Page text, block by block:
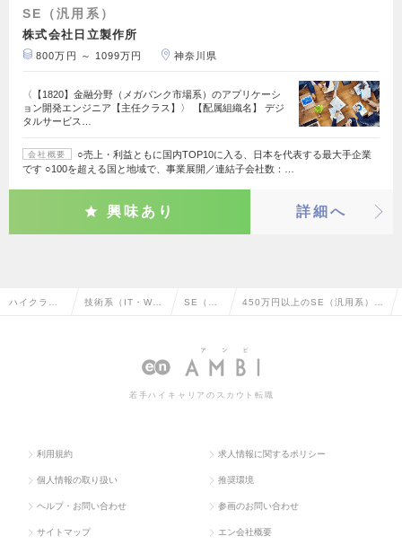
SE（汎用系）
株式会社日立製作所
800万円 ～ 1099万円 神奈川県
〈【1820】金融分野（メガバンク市場系）のアプリケーシ
ョン開発エンジニア【主任クラス】〉 【配属組織名】 デジ
タルサービス…
会社概要
○売上・利益ともに国内TOP10に入る、日本を代表する最大手企業
です ○100を超える国と地域で、事業展開／連結子会社数：…
興味あり 詳細へ
ハイクラス 技術系（IT・We SE（汎 450万円以上のSE（汎用系）の
若手ハイキャリアのスカウト転職
利用規約 求人情報に関するポリシー
個人情報の取り扱い 推奨環境
ヘルプ・お問い合わせ 参画のお問い合わせ
サイトマップ エン会社概要